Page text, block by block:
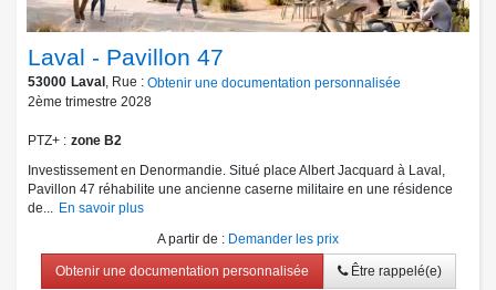
Laval - Pavillon 47
53000 Laval , Rue : Obtenir une documentation personnalisée
2ème trimestre 2028
PTZ+
zone B2
Investissement en Denormandie. Situé place Albert Jacquard à Laval,
Pavillon 47 réhabilite une ancienne caserne militaire en une résidence
de... En savoir plus
A partir de : Demander les prix
Obtenir une documentation personnalisée Être rappelé(e)